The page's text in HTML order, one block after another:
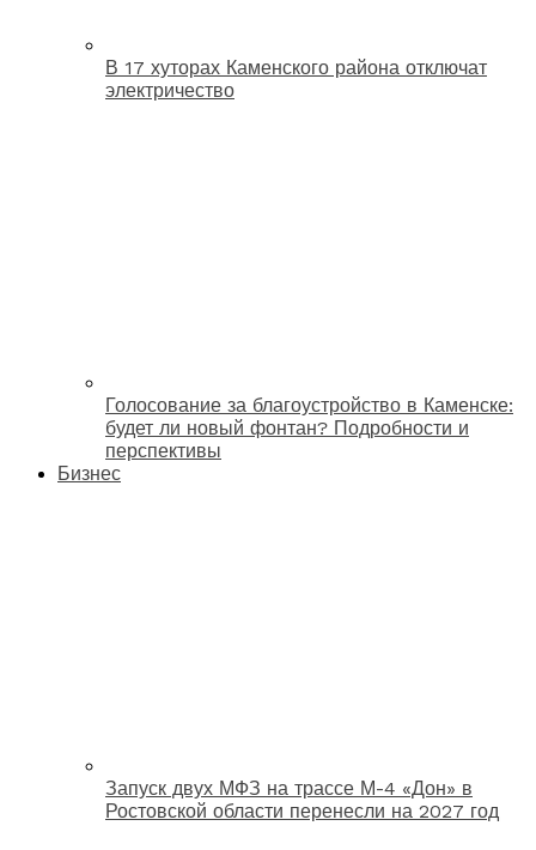
В 17 хуторах Каменского района отключат
электричество
Голосование за благоустройство в Каменске:
будет ли новый фонтан? Подробности и
перспективы
Бизнес
Запуск двух МФЗ на трассе М-4 «Дон» в
Ростовской области перенесли на 2027 год